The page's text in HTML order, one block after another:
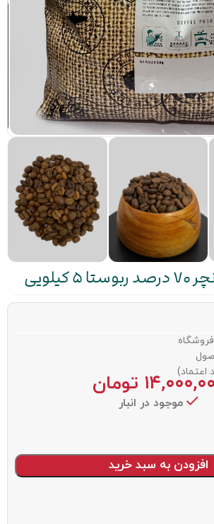
اعتماد)
تومان
موجود در انبار
افزودن به سبد خرید